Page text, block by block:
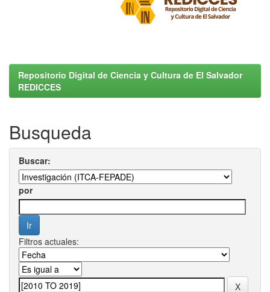
Repositorio Digital de Ciencia y Cultura de El Salvador
REDICCES
Busqueda
Buscar:
por
Filtros actuales: